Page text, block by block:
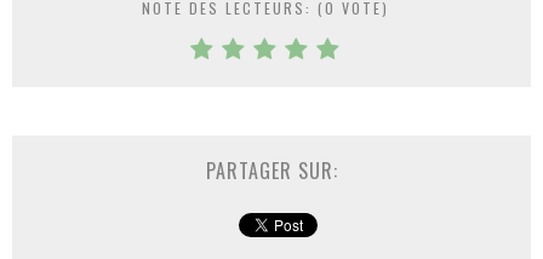
NOTE DES LECTEURS: (0 VOTE)
PARTAGER SUR: